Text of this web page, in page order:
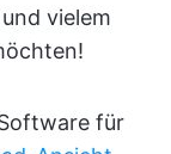
vielem
für